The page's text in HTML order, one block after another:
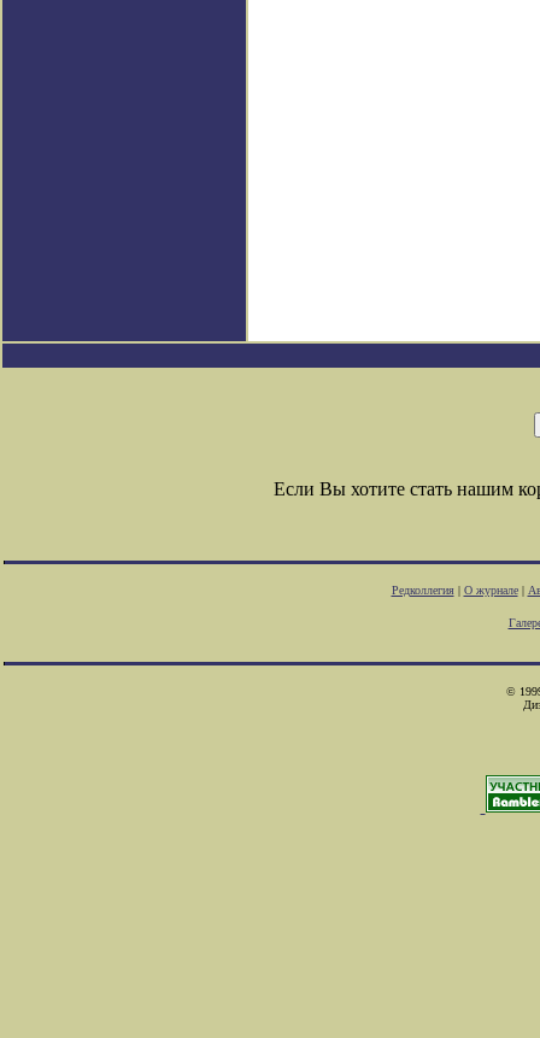
Если Вы хотите стать нашим
Редколлегия| О журнале|
©